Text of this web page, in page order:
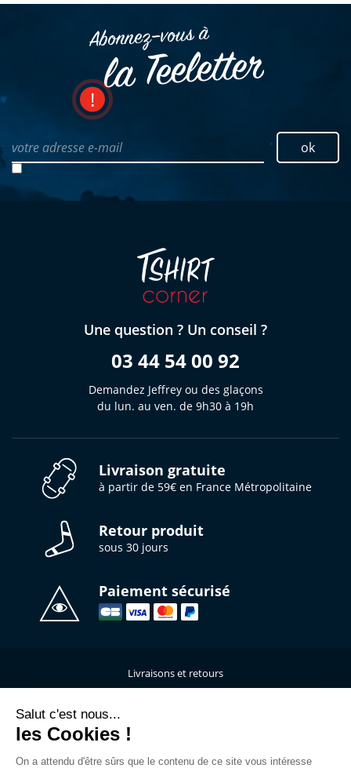
Abonnez–vous à
la Teeletter
votre adresse e-mail ok
Une question ? Un conseil ?
03 44 54 00 92
Demandez Jeffrey ou des glaçons
du lun. au ven. de 9h30 à 19h
Livraison gratuite
à partir de 59€ en France Métropolitaine
Retour produit
sous 30 jours
Paiement sécurisé
Livraisons et retours
Qui sommes-nous ?
Salut c'est nous...
les Cookies !
On a attendu d'être sûrs que le contenu de ce site vous intéresse